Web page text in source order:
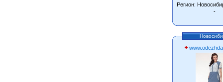
Регион:
-